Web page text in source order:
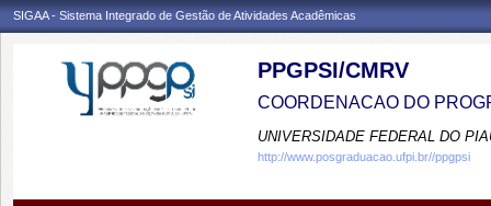
SIGAA - Sistema Integrado de Gestão de Atividades Acadêmicas
PPGPSI/CMRV
COORDENACAO DO
UNIVERSIDADE FEDERAL DO
http://www.posgraduacao.ufpi.br//ppgpsi